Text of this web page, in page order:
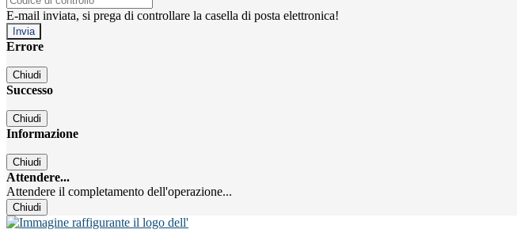
E-mail inviata, si prega di controllare la casella di posta elettronica!
Errore
Chiudi
Successo
Chiudi
Informazione
Chiudi
Attendere...
Attendere il completamento dell'operazione...
Chiudi